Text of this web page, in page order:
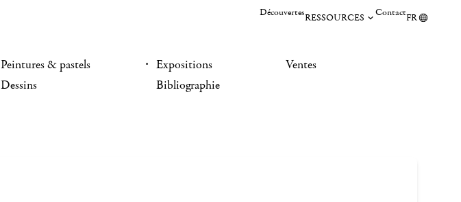
DécouvertesRESSOURCES ContactFR
Peintures & pastels
Dessins
Expositions
Bibliographie
Ventes